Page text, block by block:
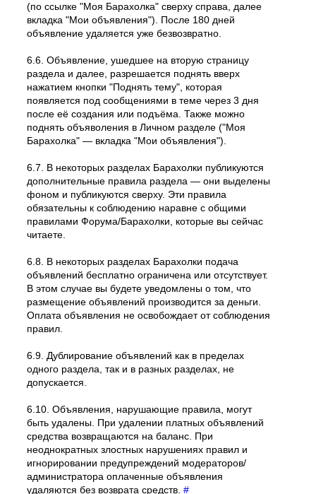
(по ссылке "Моя Барахолка" сверху справа, далее
вкладка "Мои объявления"). После 180 дней
объявление удаляется уже безвозвратно.
6.6. Объявление, ушедшее на вторую страницу
раздела и далее, разрешается поднять вверх
нажатием кнопки "Поднять тему", которая
появляется под сообщениями в теме через 3 дня
после её создания или подъёма. Также можно
поднять объяволения в Личном разделе ("Моя
Барахолка" — вкладка "Мои объявления").
6.7. В некоторых разделах Барахолки публикуются
дополнительные правила раздела — они выделены
фоном и публикуются сверху. Эти правила
обязательны к соблюдению наравне с общими
правилами Форума/Барахолки, которые вы сейчас
читаете.
6.8. В некоторых разделах Барахолки подача
объявлений бесплатно ограничена или отсутствует.
В этом случае вы будете уведомлены о том, что
размещение объявлений производится за деньги.
Оплата объявления не освобождает от соблюдения
правил.
6.9. Дублирование объявлений как в пределах
одного раздела, так и в разных разделах, не
допускается.
6.10. Объявления, нарушающие правила, могут
быть удалены. При удалении платных объявлений
средства возвращаются на баланс. При
неоднократных злостных нарушениях правил и
игнорировании предупреждений модераторов/
администратора оплаченные объявления
удаляются без возврата средств.#